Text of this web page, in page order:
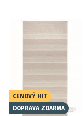
CENOVÝ HIT
DOPRAVA ZDARMA